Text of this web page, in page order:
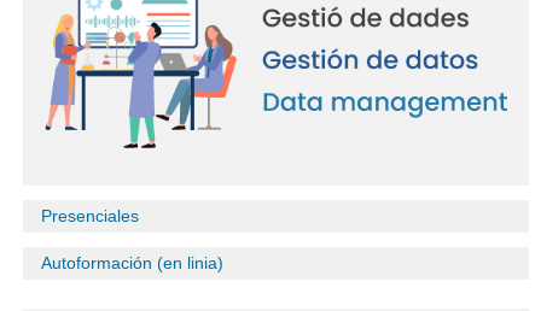
Presenciales
Autoformación (en linia)